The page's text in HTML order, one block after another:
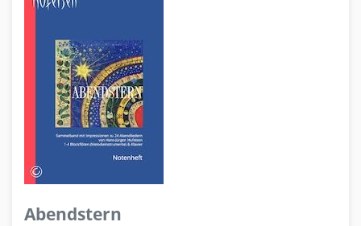
Abendstern